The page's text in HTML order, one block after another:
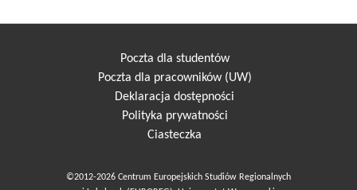
Poczta dla studentów
Poczta dla pracowników (UW)
Deklaracja dostępności
Polityka prywatności
Ciasteczka
©2012-2026 Centrum Europejskich Studiów Regionalnych